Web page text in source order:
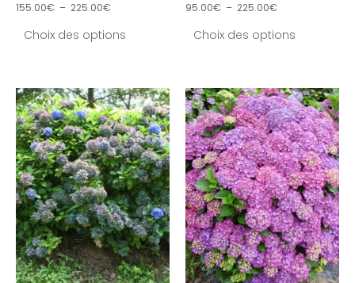
155.00€ – 225.00€
Choix des options
95.00€ – 225.00€
Choix des options